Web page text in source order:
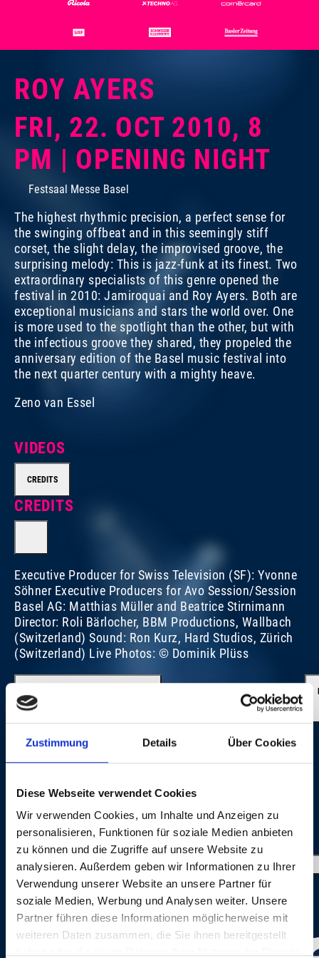
Zustimmung Details Über Cookies
Diese Webseite verwendet Cookies
Wir verwenden Cookies, um Inhalte und Anzeigen zu
personalisieren, Funktionen für soziale Medien anbieten
zu können und die Zugriffe auf unsere Website zu
analysieren. Außerdem geben wir Informationen zu Ihrer
Verwendung unserer Website an unsere Partner für
soziale Medien, Werbung und Analysen weiter. Unsere
Partner führen diese Informationen möglicherweise mit
weiteren Daten zusammen, die Sie ihnen bereitgestellt
ROY AYERS
FRI, 22. OCT 2010, 8
PM | OPENING NIGHT
Festsaal Messe Basel
The highest rhythmic precision, a perfect sense for
the swinging offbeat and in this seemingly stiff
corset, the slight delay, the improvised groove, the
surprising melody: This is jazz-funk at its finest. Two
extraordinary specialists of this genre opened the
festival in 2010: Jamiroquai and Roy Ayers. Both are
exceptional musicians and stars the world over. One
is more used to the spotlight than the other, but with
the infectious groove they shared, they propeled the
anniversary edition of the Basel music festival into
the next quarter century with a mighty heave.
Zeno van Essel
VIDEOS
CREDITS
CREDITS
Executive Producer for Swiss Television (SF): Yvonne
Söhner Executive Producers for Avo Session/Session
Basel AG: Matthias Müller and Beatrice Stirnimann
Director: Roli Bärlocher, BBM Productions, Wallbach
(Switzerland) Sound: Ron Kurz, Hard Studios, Zürich
(Switzerland) Live Photos: © Dominik Plüss
IMAGE GALLERY